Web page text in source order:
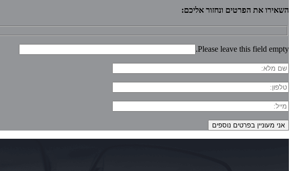
השאירו את הפרטים ונחזור אליכם:
Please leave this field empty.